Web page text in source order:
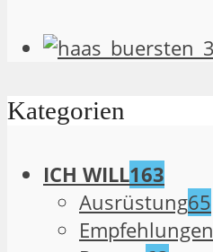
Kategorien
ICH WILL163
Ausrüstung65
Empfehlungen